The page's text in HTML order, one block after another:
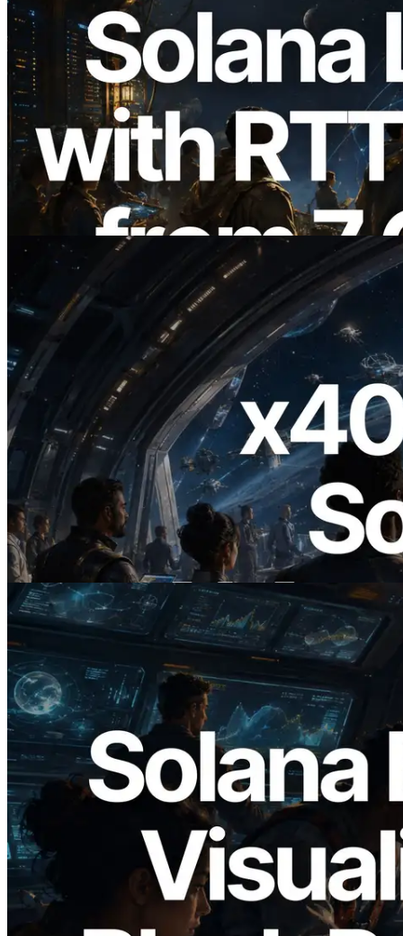
2026.08.05
ERPC étend l’API Solana Leader Slot
avec la mesure du ping depuis 7 régions
du monde — l’API Validators
Information est également lancée
2026.07.04
ERPC lance un RPC Solana compatible
x402 — L'ère où les agents IA paient à la
demande les API dont ils ont besoin
Lire cet article
2026.05.24
Validators Solutions lance le Solana Block
Analyzer — Visualisation du temps de
production de bloc par slot et des
validateurs assignés